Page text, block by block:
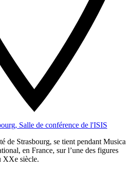
Salle de conférence de l'ISIS
de Strasbourg, se tient pendant Musica
en France, sur l’une des figures
XXe siècle.